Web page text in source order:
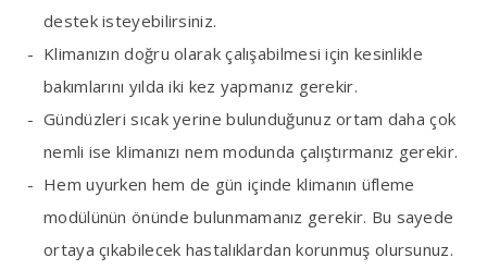
destek isteyebilirsiniz.
Klimanızın doğru olarak çalışabilmesi için kesinlikle
bakımlarını yılda iki kez yapmanız gerekir.
Gündüzleri sıcak yerine bulunduğunuz ortam daha çok
nemli ise klimanızı nem modunda çalıştırmanız gerekir.
Hem uyurken hem de gün içinde klimanın üfleme
modülünün önünde bulunmamanız gerekir. Bu sayede
ortaya çıkabilecek hastalıklardan korunmuş olursunuz.